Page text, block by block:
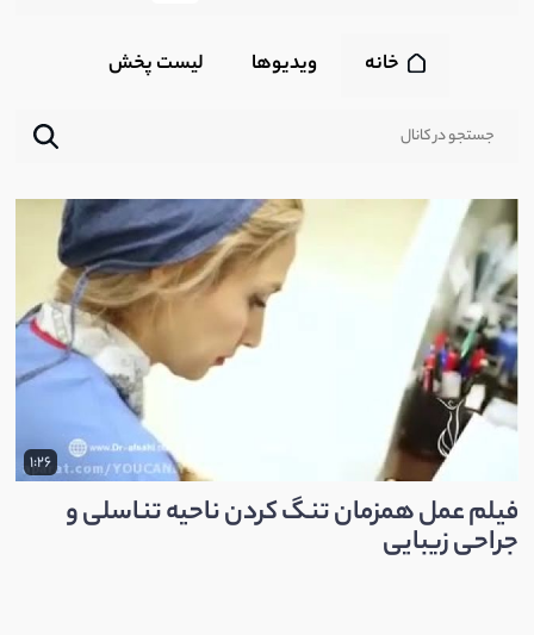
خانه ویدیوها لیست پخش‌
1:26
فیلم عمل همزمان تنگ کردن ناحیه تناسلی و
جراحی زیبایی